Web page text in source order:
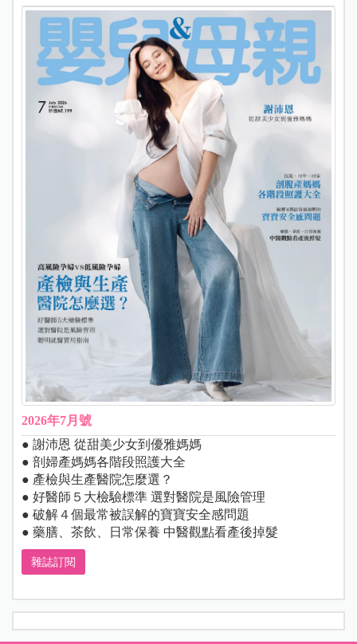
2026年7月號
● 謝沛恩 從甜美少女到優雅媽媽
● 剖婦產媽媽各階段照護大全
● 產檢與生產醫院怎麼選？
● 好醫師５大檢驗標準 選對醫院是風險管理
● 破解４個最常被誤解的寶寶安全感問題
● 藥膳、茶飲、日常保養 中醫觀點看產後掉髮
雜誌訂閱